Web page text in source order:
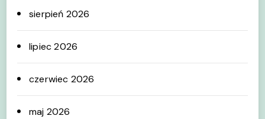
sierpień 2026
lipiec 2026
czerwiec 2026
maj 2026